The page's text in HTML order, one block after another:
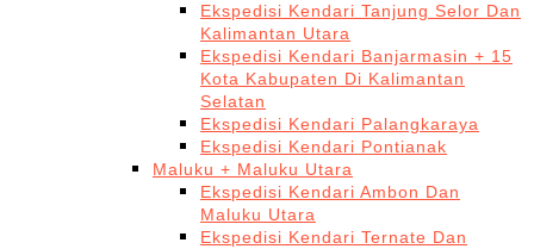
Ekspedisi Kendari Tanjung Selor Dan
Kalimantan Utara
Ekspedisi Kendari Banjarmasin + 15
Kota Kabupaten Di Kalimantan
Selatan
Ekspedisi Kendari Palangkaraya
Ekspedisi Kendari Pontianak
Maluku + Maluku Utara
Ekspedisi Kendari Ambon Dan
Maluku Utara
Ekspedisi Kendari Ternate Dan